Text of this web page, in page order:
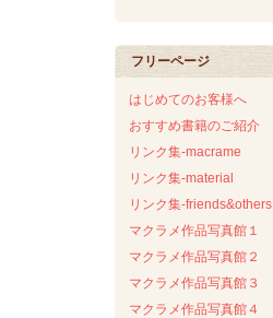
フリーページ
はじめてのお客様へ
おすすめ書籍のご紹介
リンク集-macrame
リンク集-material
リンク集-friends&others
マクラメ作品写真館１
マクラメ作品写真館２
マクラメ作品写真館３
マクラメ作品写真館４